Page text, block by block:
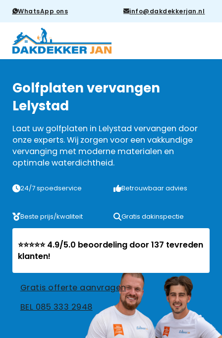
WhatsApp ons info@dakdekkerjan.nl
Golfplaten vervangen
Lelystad
Laat uw golfplaten in Lelystad vervangen door
onze experts. Wij zorgen voor een vakkundige
vervanging met moderne materialen en
optimale waterdichtheid.
24/7 spoedservice Betrouwbaar advies
Beste prijs/kwaliteit Gratis dakinspectie
⭐⭐⭐⭐⭐ 4.9/5.0 beoordeling door 137 tevreden
klanten!
Gratis offerte aanvragen
BEL 085 333 2948